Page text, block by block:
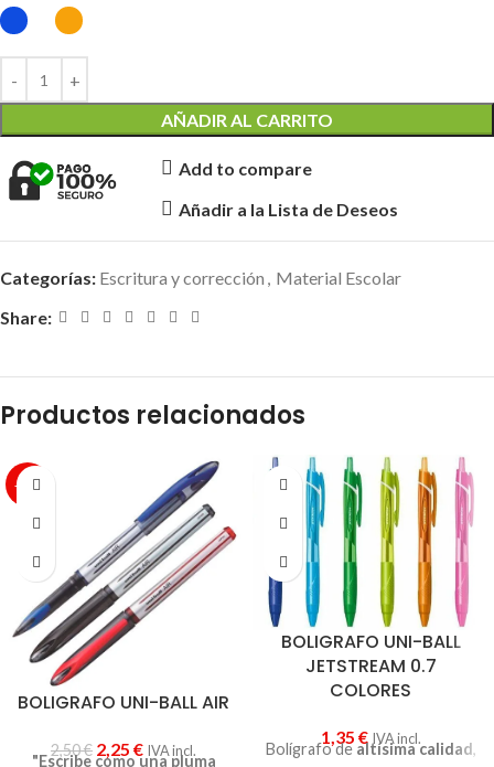
AÑADIR AL CARRITO
Add to compare
Añadir a la Lista de Deseos
Categorías: Escritura y corrección , Material Escolar
Share:
Productos relacionados
-10%
BOLIGRAFO UNI-BALL AIR
2,50€ 2,25 € IVA incl.
"Escribe como una pluma
BOLIGRAFO UNI-BALL
JETSTREAM 0.7
COLORES
1,35 € IVA incl.
Bolígrafo dealtísima calidad,